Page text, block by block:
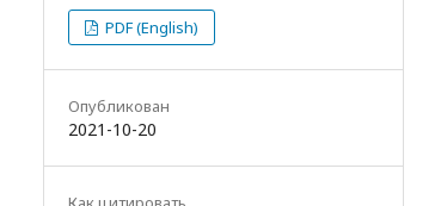
PDF (English)
Опубликован
2021-10-20